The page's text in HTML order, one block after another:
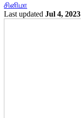
சினிமா
Last updated Jul 4, 2023